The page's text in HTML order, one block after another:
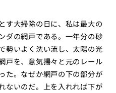
す大掃除の日に、私は最大の
ダの網戸である。一年分の砂
勢いよく洗い流し、太陽の光
戸を、意気揚々と元のレール
た。なぜか網戸の下の部分が
ないのだ。上を入れれば下が